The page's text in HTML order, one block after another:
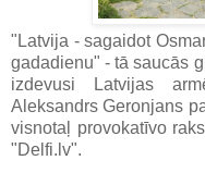
"Latvija - sagaidot
gadadienu" - tā saucās
izdevusi Latvijas
Aleksandrs Geronjans
visnotaļ provokatīvo
"Delfi.lv".